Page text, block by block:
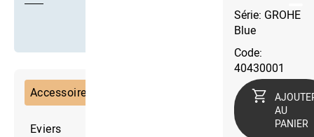
Accessoire Éviers
Eviers
Série: GROHE
Blue
Code:
40430001
AU
PANIER